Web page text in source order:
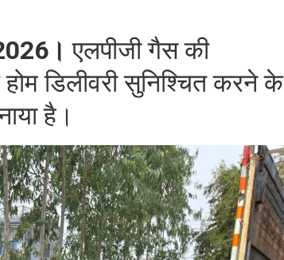
एलपीजी गैस की
डिलीवरी सुनिश्चित करने के
है।